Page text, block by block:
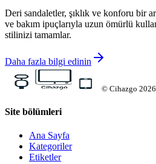
Deri sandaletler, şıklık ve konforu bir
ve bakım ipuçlarıyla uzun ömürlü
stilinizi tamamlar.
Daha fazla bilgi edinin
© Cihazgo 2026
Site bölümleri
Ana Sayfa
Kategoriler
Etiketler